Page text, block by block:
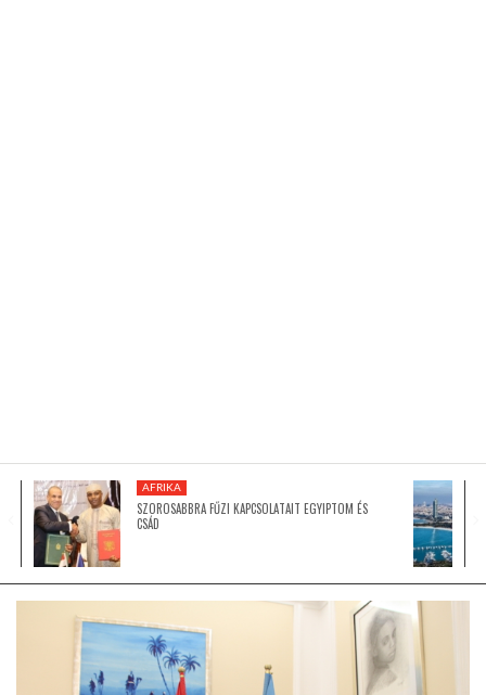
GLOBOTV BP
AFRIKA
SZOROSABBRA FŰZI KAPCSOLATAIT EGYIPTOM ÉS
CSÁD